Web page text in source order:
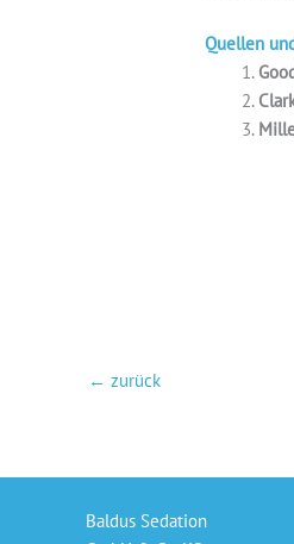
Quellen
← zurück
Baldus Sedation